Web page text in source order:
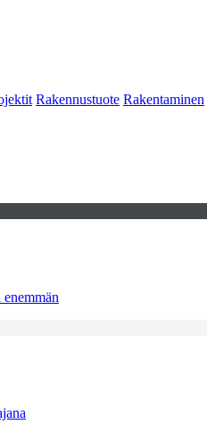
Rakennustuote Rakentaminen